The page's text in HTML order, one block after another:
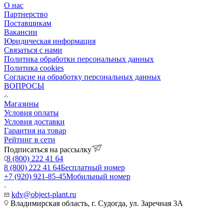
О нас
Партнерство
Поставщикам
Вакансии
Юридическая информация
Связаться с нами
Политика обработки персональных данных
Политика cookies
Согласие на обработку персональных данных
ВОПРОСЫ
Магазины
Условия оплаты
Условия доставки
Гарантия на товар
Рейтинг в сети
Подписаться на рассылку
8 (800) 222 41 64
8 (800) 222 41 64Бесплатный номер
+7 (920) 921-85-45Мобильный номер
kdv@object-plant.ru
Владимирская область, г. Судогда, ул. Заречная 3А